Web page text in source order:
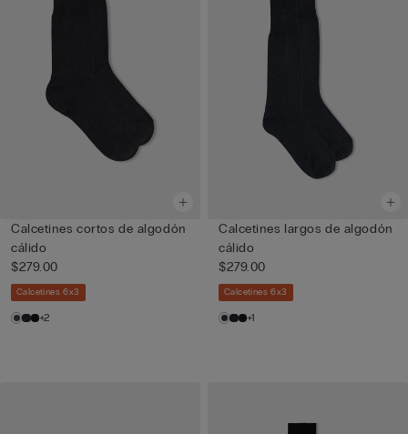
Calcetines cortos de algodón
cálido
$279.00
Calcetines 6x3
+2
Calcetines largos de algodón
cálido
$279.00
Calcetines 6x3
+1